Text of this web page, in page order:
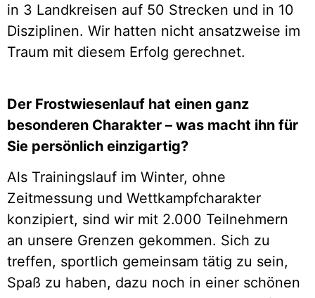
in 3 Landkreisen auf 50 Strecken und in 10
Disziplinen. Wir hatten nicht ansatzweise im
Traum mit diesem Erfolg gerechnet.
Der Frostwiesenlauf hat einen ganz
besonderen Charakter – was macht ihn für
Sie persönlich einzigartig?
Als Trainingslauf im Winter, ohne
Zeitmessung und Wettkampfcharakter
konzipiert, sind wir mit 2.000 Teilnehmern
an unsere Grenzen gekommen. Sich zu
treffen, sportlich gemeinsam tätig zu sein,
Spaß zu haben, dazu noch in einer schönen